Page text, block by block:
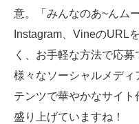
意。「みんなのあ~んム
Instagram、VineのURL
く、お手軽な方法で応募
様々なソーシャルメデ
テンツで華やかなサイ
盛り上げていますね！